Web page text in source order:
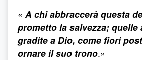
« A chi abbraccerà questa
prometto la salvezza; quelle
gradite a Dio, come fiori
ornare il suo trono.»